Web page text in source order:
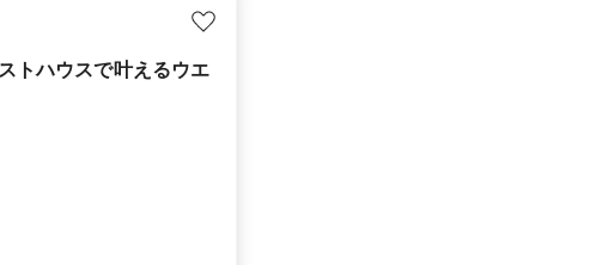
トハウスで叶えるウエ